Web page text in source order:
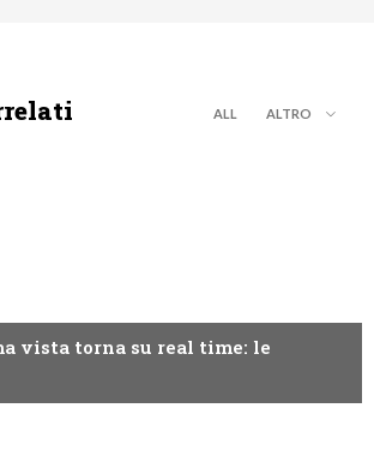
ALL ALTRO
vista torna su real time: le